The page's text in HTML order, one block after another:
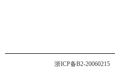
浙ICP备B2-20060215